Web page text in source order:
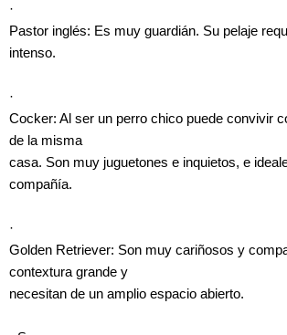
·
Pastor inglés: Es muy guardián. Su pelaje
intenso.
·
Cocker: Al ser un perro chico puede convivir
de la misma
casa. Son muy juguetones e inquietos, e
compañía.
·
Golden Retriever: Son muy cariñosos y
contextura grande y
necesitan de un amplio espacio abierto.